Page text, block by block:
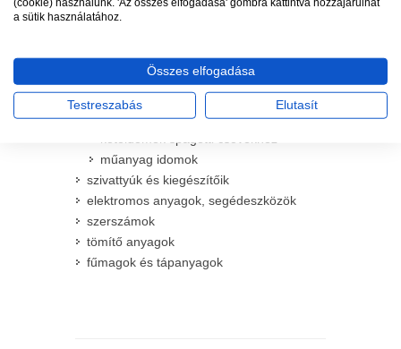
szelepkötő idomok (hollanderrel)
kötőidomok KPE csövekhez
béklyók
kötőidomok LPE és csepegtető
csövekhez
műanyag idomok
szivattyúk és kiegészítőik
elektromos anyagok, segédeszközök
szerszámok
tömítő anyagok
fűmagok és tápanyagok
a sütik használatához.
Összes elfogadása
Testreszabás Elutasít